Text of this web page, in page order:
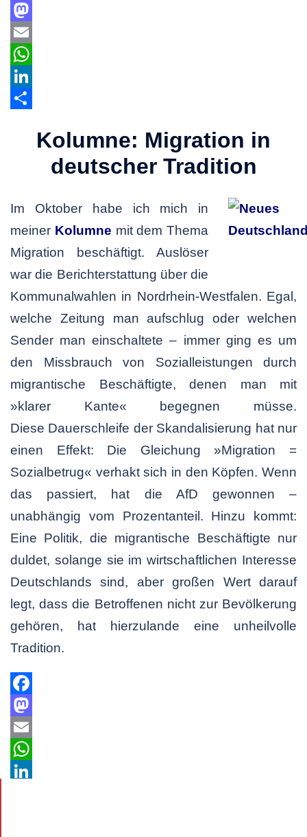
Facebook
Mastodon
Email
WhatsApp
LinkedIn
Kolumne: Migration in
deutscher Tradition
Im Oktober habe ich mich in
meiner Kolumne mit dem Thema
Migration beschäftigt. Auslöser
war die Berichterstattung über die
Kommunalwahlen in Nordrhein-Westfalen. Egal,
welche Zeitung man aufschlug oder welchen
Sender man einschaltete – immer ging es um
den Missbrauch von Sozialleistungen durch
migrantische Beschäftigte, denen man mit
»klarer Kante« begegnen müsse.
Diese Dauerschleife der Skandalisierung hat nur
einen Effekt: Die Gleichung »Migration =
Sozialbetrug« verhakt sich in den Köpfen. Wenn
das passiert, hat die AfD gewonnen –
unabhängig vom Prozentanteil. Hinzu kommt:
Eine Politik, die migrantische Beschäftigte nur
duldet, solange sie im wirtschaftlichen Interesse
Deutschlands sind, aber großen Wert darauf
legt, dass die Betroffenen nicht zur Bevölkerung
gehören, hat hierzulande eine unheilvolle
Tradition.
Facebook
Mastodon
Email
WhatsApp